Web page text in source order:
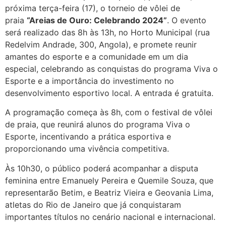
próxima terça-feira (17), o torneio de vôlei de
praia “Areias de Ouro: Celebrando 2024”. O evento
será realizado das 8h às 13h, no Horto Municipal (rua
Redelvim Andrade, 300, Angola), e promete reunir
amantes do esporte e a comunidade em um dia
especial, celebrando as conquistas do programa Viva o
Esporte e a importância do investimento no
desenvolvimento esportivo local. A entrada é gratuita.
A programação começa às 8h, com o festival de vôlei
de praia, que reunirá alunos do programa Viva o
Esporte, incentivando a prática esportiva e
proporcionando uma vivência competitiva.
Às 10h30, o público poderá acompanhar a disputa
feminina entre Emanuely Pereira e Quemile Souza, que
representarão Betim, e Beatriz Vieira e Geovania Lima,
atletas do Rio de Janeiro que já conquistaram
importantes títulos no cenário nacional e internacional.